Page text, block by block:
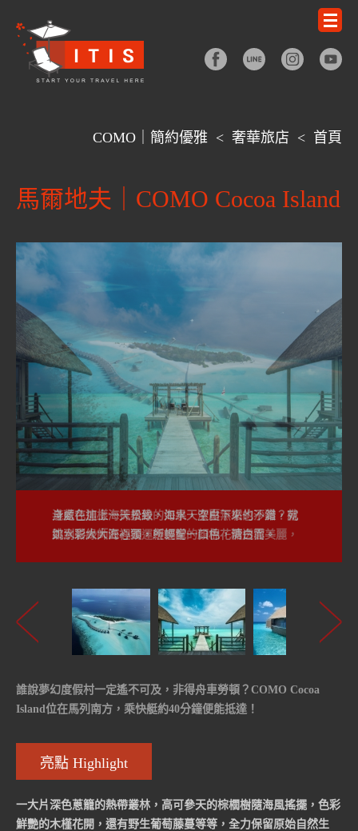
COMO｜簡約優雅 < 奢華旅店 < 首頁
馬爾地夫｜COMO Cocoa Island
身處在這樣海天景致，如果天空壓下來也不錯？就
跳到碧綠大海裡頭，輕輕嘗一口棉花糖白雲。
誰說夢幻度假村一定遙不可及，非得舟車勞頓？COMO Cocoa
Island位在馬列南方，乘快艇約40分鐘便能抵達！
亮點 Highlight
一大片深色蔥籠的熱帶叢林，高可參天的棕櫚樹隨海風搖擺，色彩
鮮艷的木槿花開，還有野生葡萄藤蔓等等，全力保留原始自然生